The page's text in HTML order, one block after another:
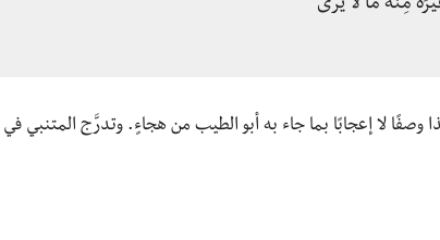
مِنهُ ما لا يَرى
وصفًا لا إعجابًا بما جاء به أبو الطيب من هجاءٍ. وتدرَّج المتنبي في